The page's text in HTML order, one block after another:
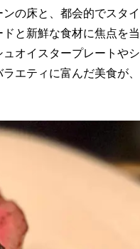
の床と、都会的でスタイ
と新鮮な食材に焦点を当
オイスタープレートやシ
エティに富んだ美食が、